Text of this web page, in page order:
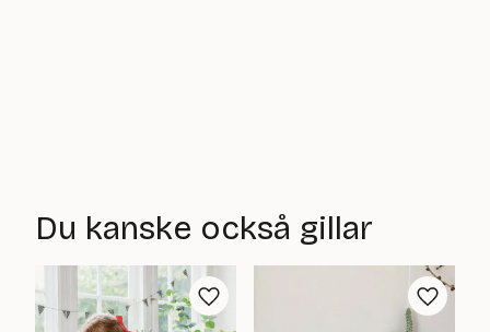
Du kanske också gillar